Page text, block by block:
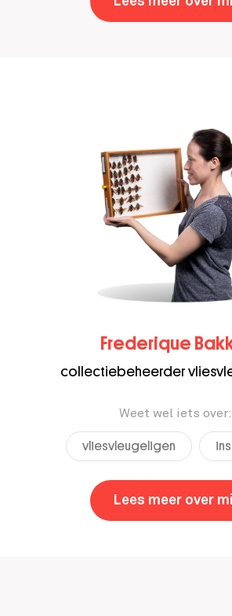
Frederique
collectiebeheerder
Weet wel iets over:
vliesvleugeligen
Lees meer over